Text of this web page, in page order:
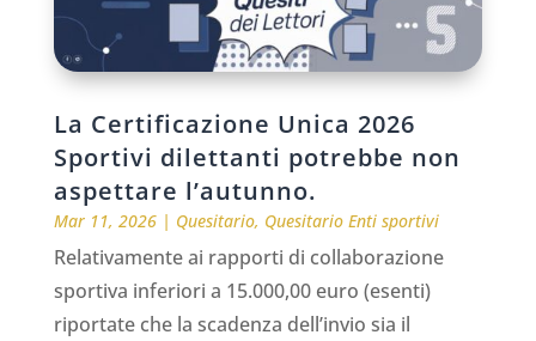
La Certificazione Unica 2026
Sportivi dilettanti potrebbe non
aspettare l’autunno.
Mar 11, 2026| Quesitario, Quesitario Enti sportivi
Relativamente ai rapporti di collaborazione
sportiva inferiori a 15.000,00 euro (esenti)
riportate che la scadenza dell’invio sia il